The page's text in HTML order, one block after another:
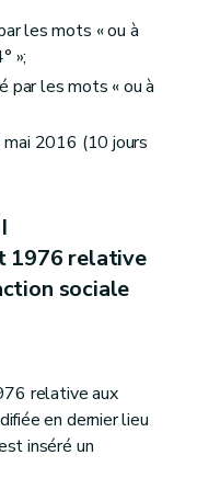
les mots « ou à
»;
par les mots « ou à
2016 (10 jours
1976 relative
sociale
relative aux
en dernier lieu
inséré un